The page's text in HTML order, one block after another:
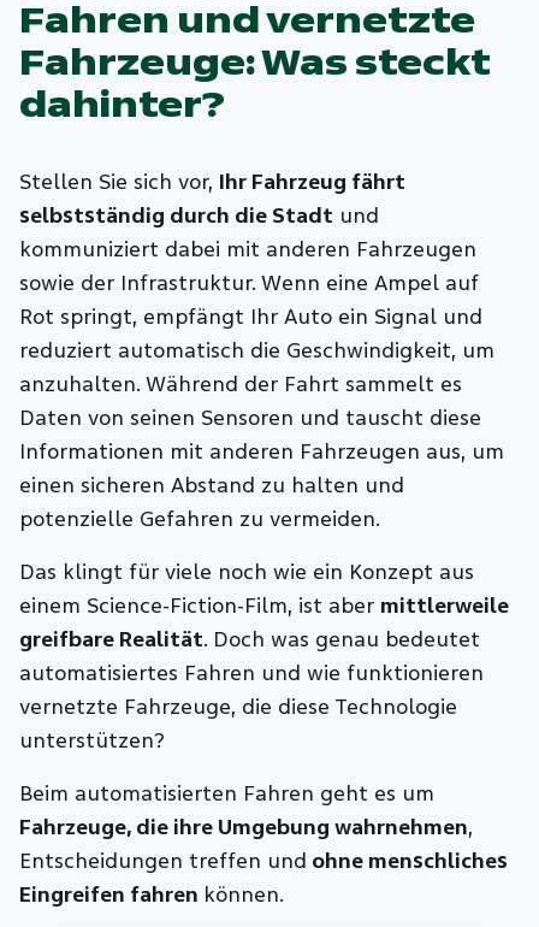
Fahren und vernetzte
Fahrzeuge: Was steckt
dahinter?
Stellen Sie sich vor, Ihr Fahrzeug fährt
selbstständig durch die Stadt und
kommuniziert dabei mit anderen Fahrzeugen
sowie der Infrastruktur. Wenn eine Ampel auf
Rot springt, empfängt Ihr Auto ein Signal und
reduziert automatisch die Geschwindigkeit, um
anzuhalten. Während der Fahrt sammelt es
Daten von seinen Sensoren und tauscht diese
Informationen mit anderen Fahrzeugen aus, um
einen sicheren Abstand zu halten und
potenzielle Gefahren zu vermeiden.
Das klingt für viele noch wie ein Konzept aus
einem Science-Fiction-Film, ist aber mittlerweile
greifbare Realität. Doch was genau bedeutet
automatisiertes Fahren und wie funktionieren
vernetzte Fahrzeuge, die diese Technologie
unterstützen?
Beim automatisierten Fahren geht es um
Fahrzeuge, die ihre Umgebung wahrnehmen,
Entscheidungen treffen und ohne menschliches
Eingreifen fahren können.